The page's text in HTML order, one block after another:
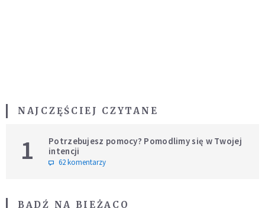
NAJCZĘŚCIEJ CZYTANE
1
Potrzebujesz pomocy? Pomodlimy się w Twojej
intencji
62 komentarzy
BĄDŹ NA BIEŻĄCO